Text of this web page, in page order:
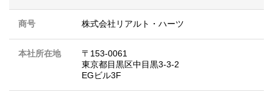
商号 株式会社リアルト・ハーツ
本社所在地
〒153-0061
東京都目黒区中目黒3-3-2
EGビル3F